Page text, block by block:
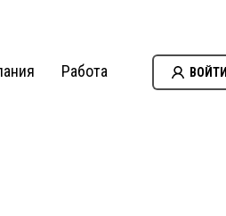
Работа ВОЙТИ